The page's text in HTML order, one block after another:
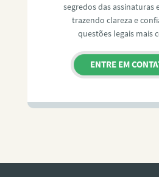
segredos das assinaturas
trazendo clareza e
questões legais mais
ENTRE EM